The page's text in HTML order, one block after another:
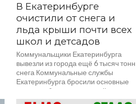
В Екатеринбурге
очистили от снега и
льда крыши почти всех
школ и детсадов
Коммунальщики Екатеринбурга
вывезли из города ещё 6 тысяч тонн
снега Коммунальные службы
Екатеринбурга бросили основные
силы на уборку территорий возле
больниц, школ и детских садов....